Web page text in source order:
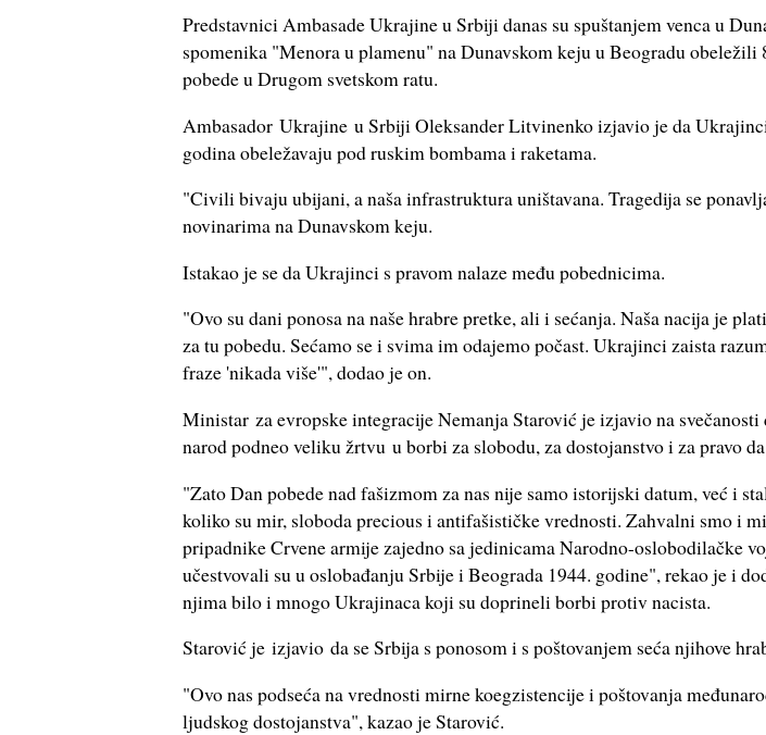
Predstavnici Ambasade Ukrajine u Srbiji danas su spuštanjem venca u
spomenika "Menora u plamenu" na Dunavskom keju u Beogradu obeležili
pobede u Drugom svetskom ratu.
Ambasador Ukrajine u Srbiji Oleksander Litvinenko izjavio je da
godina obeležavaju pod ruskim bombama i raketama.
"Civili bivaju ubijani, a naša infrastruktura uništavana. Tragedija se
novinarima na Dunavskom keju.
Istakao je se da Ukrajinci s pravom nalaze među pobednicima.
"Ovo su dani ponosa na naše hrabre pretke, ali i sećanja. Naša nacija je
za tu pobedu. Sećamo se i svima im odajemo počast. Ukrajinci zaista
fraze 'nikada više'", dodao je on.
Ministar za evropske integracije Nemanja Starović je izjavio na svečanosti
narod podneo veliku žrtvu u borbi za slobodu, za dostojanstvo i za pravo
"Zato Dan pobede nad fašizmom za nas nije samo istorijski datum, već i
koliko su mir, sloboda precious i antifašističke vrednosti. Zahvalni smo i
pripadnike Crvene armije zajedno sa jedinicama Narodno-oslobodilačke
učestvovali su u oslobađanju Srbije i Beograda 1944. godine", rekao je i
njima bilo i mnogo Ukrajinaca koji su doprineli borbi protiv nacista.
Starović je izjavio da se Srbija s ponosom i s poštovanjem seća njihove
"Ovo nas podseća na vrednosti mirne koegzistencije i poštovanja
ljudskog dostojanstva", kazao je Starović.